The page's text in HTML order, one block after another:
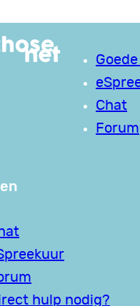
Chat
Forum
hulp nodig?